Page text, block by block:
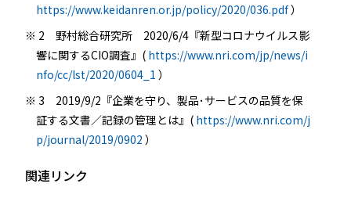
https://www.keidanren.or.jp/policy/2020/036.pdf）
2 野村総合研究所 2020/6/4『新型コロナウイルス影
響に関するCIO調査』( https://www.nri.com/jp/news/i
nfo/cc/lst/2020/0604_1 ）
3 2019/9/2『企業を守り、製品･サービスの品質を保
証する文書／記録の管理とは』( https://www.nri.com/j
p/journal/2019/0902 ）
関連リンク